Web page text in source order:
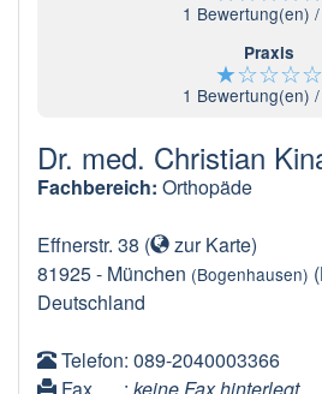
1 Bewertung(en)
Praxis
★☆☆☆☆
1 Bewertung(en)
Dr. med. Christian
Fachbereich: Orthopäde
Effnerstr. 38 ( zur Karte)
81925- München (Bogenhausen)
Deutschland
Telefon: 089-2040003366